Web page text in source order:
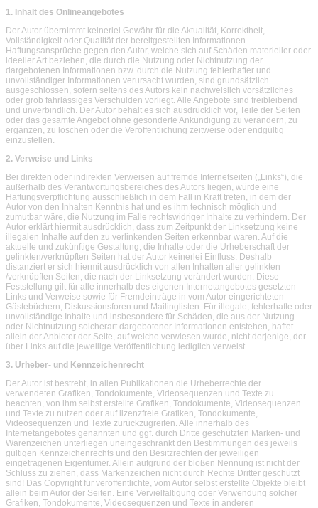
1. Inhalt des Onlineangebotes
Der Autor übernimmt keinerlei Gewähr für die Aktualität, Korrektheit,
Vollständigkeit oder Qualität der bereitgestellten Informationen.
Haftungsansprüche gegen den Autor, welche sich auf Schäden materieller oder
ideeller Art beziehen, die durch die Nutzung oder Nichtnutzung der
dargebotenen Informationen bzw. durch die Nutzung fehlerhafter und
unvollständiger Informationen verursacht wurden, sind grundsätzlich
ausgeschlossen, sofern seitens des Autors kein nachweislich vorsätzliches
oder grob fahrlässiges Verschulden vorliegt. Alle Angebote sind freibleibend
und unverbindlich. Der Autor behält es sich ausdrücklich vor, Teile der Seiten
oder das gesamte Angebot ohne gesonderte Ankündigung zu verändern, zu
ergänzen, zu löschen oder die Veröffentlichung zeitweise oder endgültig
einzustellen.
2. Verweise und Links
Bei direkten oder indirekten Verweisen auf fremde Internetseiten („Links“), die
außerhalb des Verantwortungsbereiches des Autors liegen, würde eine
Haftungsverpflichtung ausschließlich in dem Fall in Kraft treten, in dem der
Autor von den Inhalten Kenntnis hat und es ihm technisch möglich und
zumutbar wäre, die Nutzung im Falle rechtswidriger Inhalte zu verhindern. Der
Autor erklärt hiermit ausdrücklich, dass zum Zeitpunkt der Linksetzung keine
illegalen Inhalte auf den zu verlinkenden Seiten erkennbar waren. Auf die
aktuelle und zukünftige Gestaltung, die Inhalte oder die Urheberschaft der
gelinkten/verknüpften Seiten hat der Autor keinerlei Einfluss. Deshalb
distanziert er sich hiermit ausdrücklich von allen Inhalten aller gelinkten
/verknüpften Seiten, die nach der Linksetzung verändert wurden. Diese
Feststellung gilt für alle innerhalb des eigenen Internetangebotes gesetzten
Links und Verweise sowie für Fremdeinträge in vom Autor eingerichteten
Gästebüchern, Diskussionsforen und Mailinglisten. Für illegale, fehlerhafte oder
unvollständige Inhalte und insbesondere für Schäden, die aus der Nutzung
oder Nichtnutzung solcherart dargebotener Informationen entstehen, haftet
allein der Anbieter der Seite, auf welche verwiesen wurde, nicht derjenige, der
über Links auf die jeweilige Veröffentlichung lediglich verweist.
3. Urheber- und Kennzeichenrecht
Der Autor ist bestrebt, in allen Publikationen die Urheberrechte der
verwendeten Grafiken, Tondokumente, Videosequenzen und Texte zu
beachten, von ihm selbst erstellte Grafiken, Tondokumente, Videosequenzen
und Texte zu nutzen oder auf lizenzfreie Grafiken, Tondokumente,
Videosequenzen und Texte zurückzugreifen. Alle innerhalb des
Internetangebotes genannten und ggf. durch Dritte geschützten Marken- und
Warenzeichen unterliegen uneingeschränkt den Bestimmungen des jeweils
gültigen Kennzeichenrechts und den Besitzrechten der jeweiligen
eingetragenen Eigentümer. Allein aufgrund der bloßen Nennung ist nicht der
Schluss zu ziehen, dass Markenzeichen nicht durch Rechte Dritter geschützt
sind! Das Copyright für veröffentlichte, vom Autor selbst erstellte Objekte bleibt
allein beim Autor der Seiten. Eine Vervielfältigung oder Verwendung solcher
Grafiken, Tondokumente, Videosequenzen und Texte in anderen